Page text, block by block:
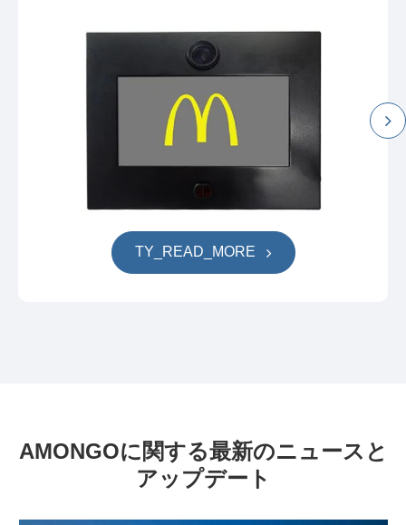
TY_READ_MORE
AMONGOに関する最新のニュースと
アップデート